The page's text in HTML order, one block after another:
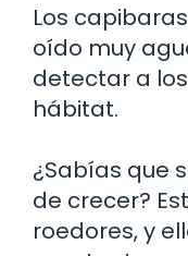
Los
oído muy
detectar a
hábitat.
¿Sabías que
de crecer?
roedores, y